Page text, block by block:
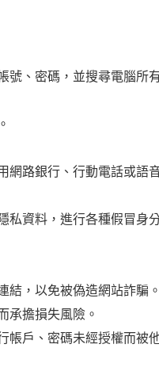
號、密碼，並搜尋電腦所
網路銀行、行動電話或語
資料，進行各種假冒身
結，以免被偽造網站詐騙。
承擔損失風險。
帳戶、密碼未經授權而被